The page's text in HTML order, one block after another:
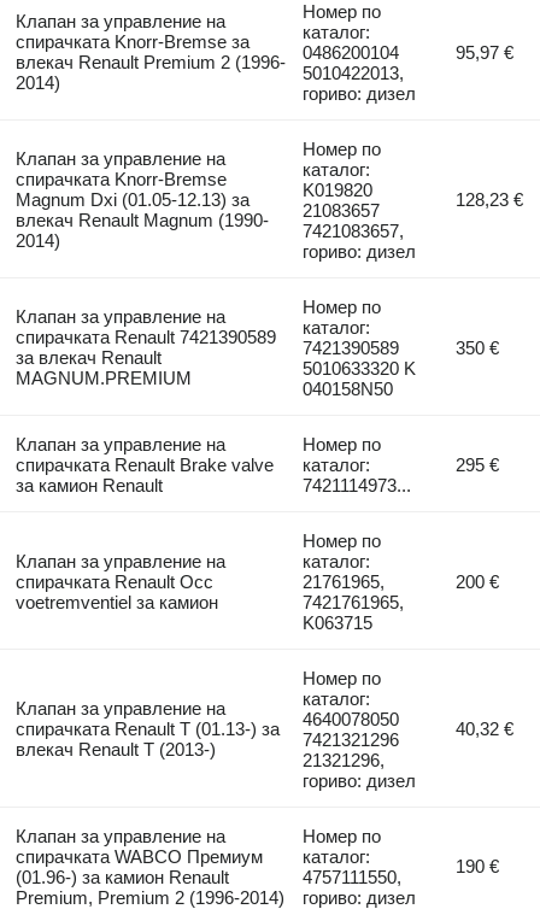
Клапан за управление на
спирачката Knorr-Bremse за
влекач Renault Premium 2 (1996-
2014)
Номер по
каталог:
0486200104
5010422013,
гориво: дизел
95,97 €
Клапан за управление на
спирачката Knorr-Bremse
Magnum Dxi (01.05-12.13) за
влекач Renault Magnum (1990-
2014)
Номер по
каталог:
K019820
21083657
7421083657,
гориво: дизел
128,23 €
Клапан за управление на
спирачката Renault 7421390589
за влекач Renault
MAGNUM.PREMIUM
Номер по
каталог:
7421390589
5010633320 K
040158N50
350 €
Клапан за управление на
спирачката Renault Brake valve
за камион Renault
Номер по
каталог:
7421114973...
295 €
Клапан за управление на
спирачката Renault Occ
voetremventiel за камион
Номер по
каталог:
21761965,
7421761965,
K063715
200 €
Клапан за управление на
спирачката Renault T (01.13-) за
влекач Renault T (2013-)
Номер по
каталог:
4640078050
7421321296
21321296,
гориво: дизел
40,32 €
Клапан за управление на
спирачката WABCO Премиум
(01.96-) за камион Renault
Premium, Premium 2 (1996-2014)
Номер по
каталог:
4757111550,
гориво: дизел
190 €